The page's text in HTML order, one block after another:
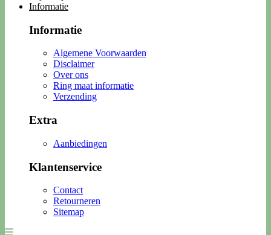
Informatie
Informatie
Algemene Voorwaarden
Disclaimer
Over ons
Ring maat informatie
Verzending
Extra
Aanbiedingen
Klantenservice
Contact
Retourneren
Sitemap